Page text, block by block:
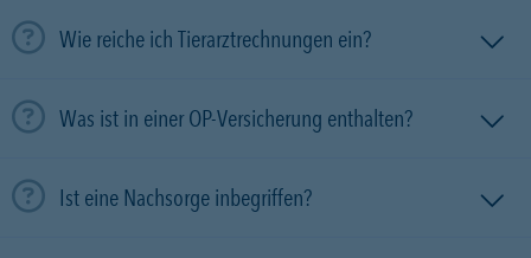
Wie reiche ich Tierarztrechnungen ein?
Was ist in einer OP-Versicherung enthalten?
Ist eine Nachsorge inbegriffen?